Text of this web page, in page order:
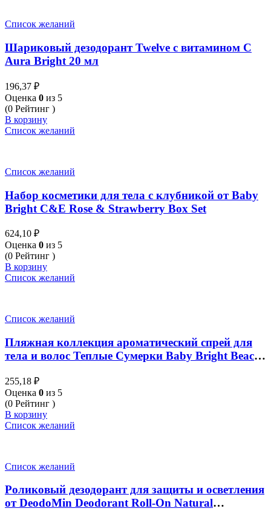
Список желаний
Шариковый дезодорант Twelve с витамином С
Aura Bright 20 мл
196,37 ₽
Оценка 0 из 5
(0 Рейтинг )
В корзину
Список желаний
Список желаний
Набор косметики для тела с клубникой от Baby
Bright C&E Rose & Strawberry Box Set
624,10 ₽
Оценка 0 из 5
(0 Рейтинг )
В корзину
Список желаний
Список желаний
Пляжная коллекция ароматический спрей для
тела и волос Теплые Сумерки Baby Bright Beach
255,18 ₽
Оценка 0 из 5
(0 Рейтинг )
В корзину
Список желаний
Список желаний
Роликовый дезодорант для защиты и осветления
от DeodoMin Deodorant Roll-On Natural